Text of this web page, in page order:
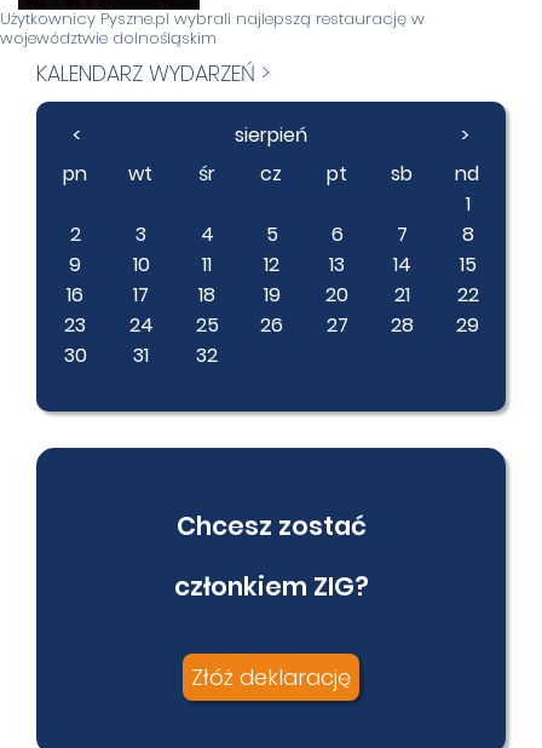
Użytkownicy Pyszne.pl wybrali najlepszą restaurację w
województwie dolnośląskim
KALENDARZ WYDARZEŃ >
< sierpień
>
pn
wt śr cz pt sb
nd
1
2
3 4 5 6 7
8
9
10 11 12 13 14
15
16
17 18 19 20 21
22
23
24 25 26 27 28
29
30
31 32
Chcesz zostać
członkiem ZIG?
Złóż deklarację